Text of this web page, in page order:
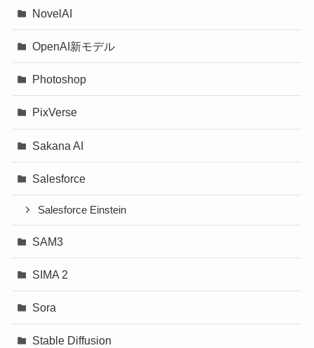
NovelAI
OpenAI新モデル
Photoshop
PixVerse
Sakana AI
Salesforce
Salesforce Einstein
SAM3
SIMA 2
Sora
Stable Diffusion